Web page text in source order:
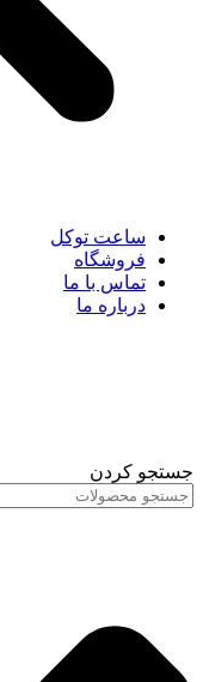
ساعت توکل
فروشگاه
تماس با ما
درباره ما
جستجو کردن